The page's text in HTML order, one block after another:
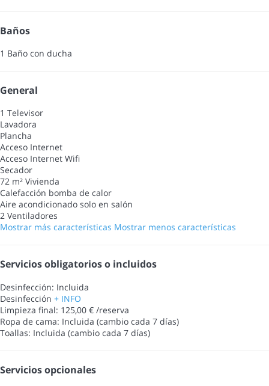
Baños
1 Baño con ducha
General
1 Televisor
Lavadora
Plancha
Acceso Internet
Acceso Internet Wifi
Secador
72 m² Vivienda
Calefacción bomba de calor
Aire acondicionado solo en salón
2 Ventiladores
Mostrar más características Mostrar menos características
Servicios obligatorios o incluidos
Desinfección: Incluida
Desinfección + INFO
Limpieza final: 125,00 € /reserva
Ropa de cama: Incluida (cambio cada 7 días)
Toallas: Incluida (cambio cada 7 días)
Servicios opcionales